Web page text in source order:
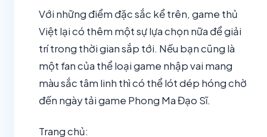
Với những điểm đặc sắc kể trên, game thủ
Việt lại có thêm một sự lựa chọn nữa để giải
trí trong thời gian sắp tới. Nếu bạn cũng là
một fan của thể loại game nhập vai mang
màu sắc tâm linh thì có thể lót dép hóng chờ
đến ngày tải game Phong Ma Đạo Sĩ.
Trang chủ: